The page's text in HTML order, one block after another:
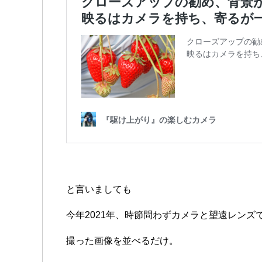
と言いましても
今年2021年、時節問わずカメラと望遠レンズ
撮った画像を並べるだけ。